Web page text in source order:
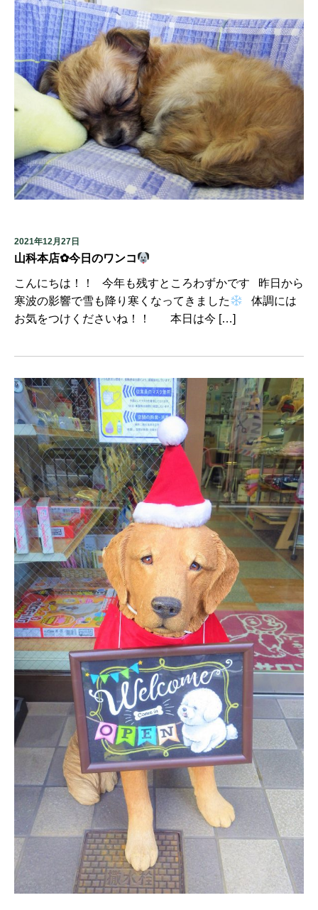
2021年12月27日
山科本店✿今日のワンコ
こんにちは！！ 今年も残すところわずかです 昨日から
寒波の影響で雪も降り寒くなってきました
体調には
お気をつけくださいね！！ 本日は今 […]